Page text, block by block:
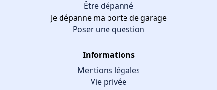
Être dépanné
Je dépanne ma porte de garage
Poser une question
Informations
Mentions légales
Vie privée